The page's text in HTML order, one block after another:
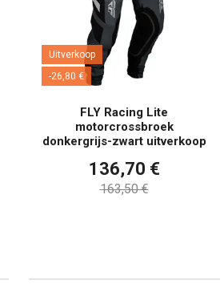
Uitverkoop
-26,80 €
FLY Racing Lite
motorcrossbroek
donkergrijs-zwart uitverkoop
136,70 €
163,50 €